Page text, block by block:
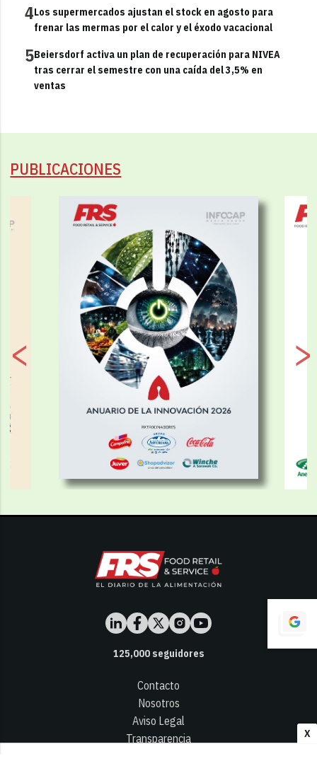
X
4Los supermercados ajustan el stock en agosto para
frenar las mermas por el calor y el éxodo vacacional
5Beiersdorf activa un plan de recuperación para NIVEA
tras cerrar el semestre con una caída del 3,5% en
ventas
PUBLICACIONES
125,000seguidores
Contacto
Nosotros
Aviso Legal
Transparencia